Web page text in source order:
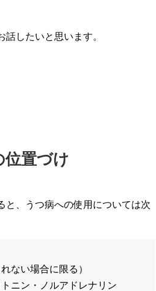
したいと思います。
置づけ
と、うつ病への使用については次
ない場合に限る）
ニン・ノルアドレナリン